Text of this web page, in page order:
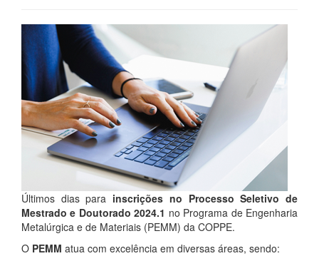
Últimos dias para inscrições no Processo Seletivo de
Mestrado e Doutorado 2024.1 no Programa de Engenharia
Metalúrgica e de Materiais (PEMM) da COPPE.
O PEMM atua com excelência em diversas áreas, sendo: